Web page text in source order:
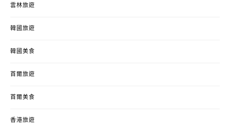
雲林旅遊
韓國旅遊
韓國美食
首爾旅遊
首爾美食
香港旅遊